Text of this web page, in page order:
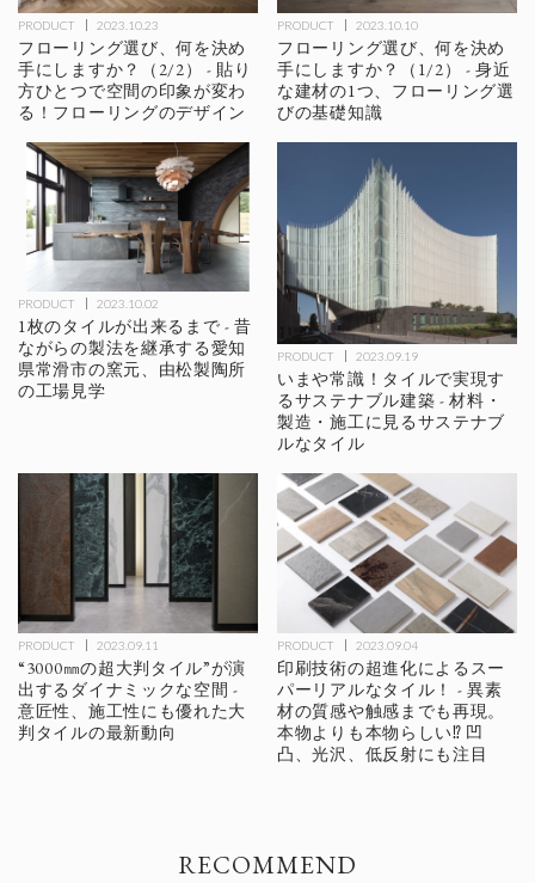
PRODUCT 2023.10.23
フローリング選び、何を決め
手にしますか？（2/2） - 貼り
方ひとつで空間の印象が変わ
る！フローリングのデザイン
PRODUCT 2023.10.10
フローリング選び、何を決め
手にしますか？（1/2） - 身近
な建材の1つ、フローリング選
びの基礎知識
PRODUCT 2023.10.02
1枚のタイルが出来るまで - 昔
ながらの製法を継承する愛知
県常滑市の窯元、由松製陶所
の工場見学
PRODUCT 2023.09.19
いまや常識！タイルで実現す
るサステナブル建築 - 材料・
製造・施工に見るサステナブ
ルなタイル
PRODUCT 2023.09.11
“3000㎜の超大判タイル”が演
出するダイナミックな空間 -
意匠性、施工性にも優れた大
判タイルの最新動向
PRODUCT 2023.09.04
印刷技術の超進化によるスー
パーリアルなタイル！ - 異素
材の質感や触感までも再現。
本物よりも本物らしい⁉ 凹
凸、光沢、低反射にも注目
RECOMMEND